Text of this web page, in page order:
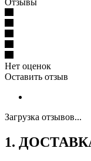
Нет оценок
Оставить отзыв
Загрузка отзывов...
1.